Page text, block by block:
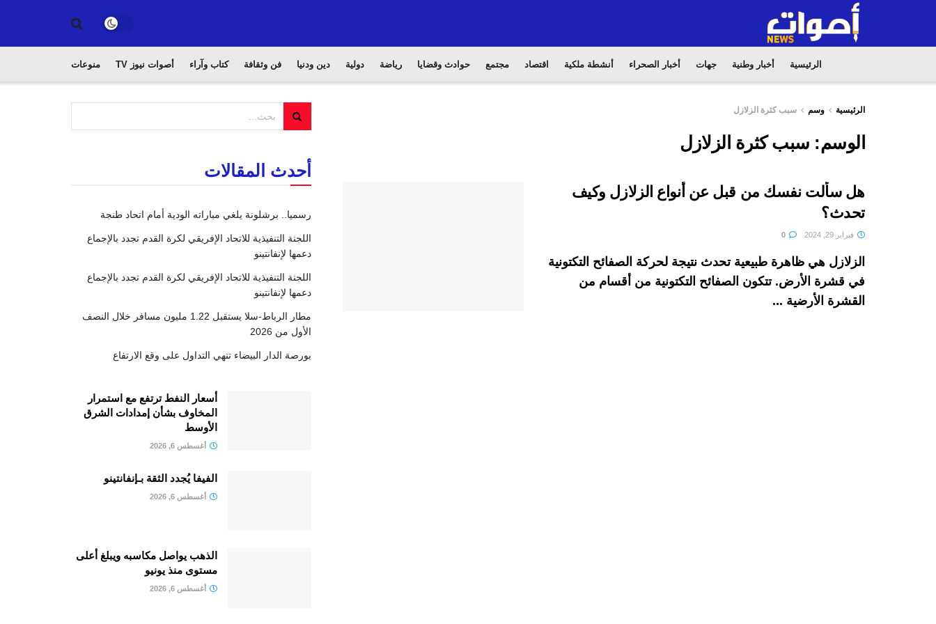
الرئيسية أخبار وطنية جهات أخبار الصحراء أنشطة ملكية اقتصاد مجتمع حوادث وقضايا رياضة دولية دين ودنيا فن وثقافة كتاب وآراء أصوات نيوز TV منوعات
الرئيسية وسم سبب كثرة الزلازل
الوسم: سبب كثرة الزلازل
هل سألت نفسك من قبل عن أنواع الزلازل وكيف
تحدث؟
فبراير 29, 2024
الزلازل هي ظاهرة طبيعية تحدث نتيجة لحركة الصفائح التكتونية
في قشرة الأرض. تتكون الصفائح التكتونية من أقسام من
القشرة الأرضية ...
أحدث المقالات
رسميا.. برشلونة يلغي مباراته الودية أمام اتحاد طنجة
اللجنة التنفيذية للاتحاد الإفريقي لكرة القدم تجدد بالإجماع
دعمها لإنفانتينو
اللجنة التنفيذية للاتحاد الإفريقي لكرة القدم تجدد بالإجماع
دعمها لإنفانتينو
مطار الرباط-سلا يستقبل 1.22 مليون مسافر خلال النصف
الأول من 2026
بورصة الدار البيضاء تنهي التداول على وقع الارتفاع
أسعار النفط ترتفع مع استمرار
المخاوف بشأن إمدادات الشرق
الأوسط
أغسطس 6, 2026
الفيفا يُجدد الثقة بـإنفانتينو
أغسطس 6, 2026
الذهب يواصل مكاسبه ويبلغ أعلى
مستوى منذ يونيو
أغسطس 6, 2026